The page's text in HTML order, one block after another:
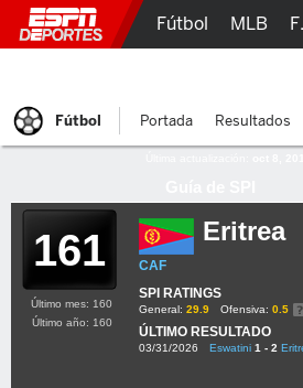
161 Eritrea
CAF
SPI RATINGS
General: 29.9 Ofensiva: 0.5
ÚLTIMO RESULTADO
03/31/2026 Eswatini 1 - 2
Último mes: 160
Último año: 160
Fútbol MLB
Fútbol Portada Resultados